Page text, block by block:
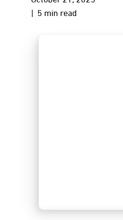
| 5 min read